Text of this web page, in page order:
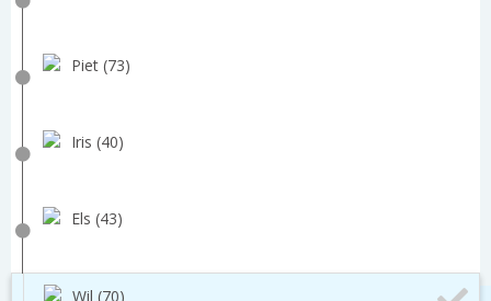
Piet (73)
Iris (40)
Els (43)
Wil (70)